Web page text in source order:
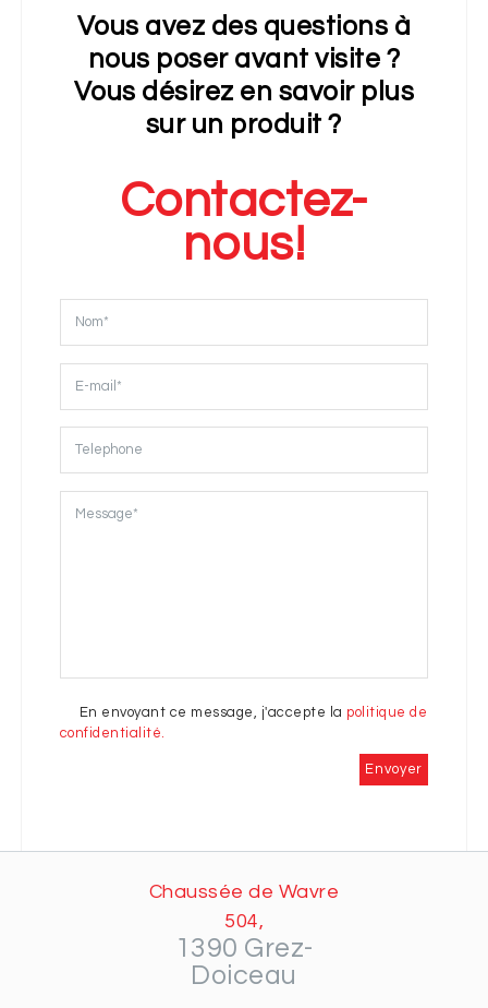
Vous avez des questions à
nous poser avant visite ?
Vous désirez en savoir plus
sur un produit ?
Contactez-
nous!
En envoyant ce message, j'accepte la politique de
confidentialité.
Chaussée de Wavre
504,
1390 Grez-
Doiceau